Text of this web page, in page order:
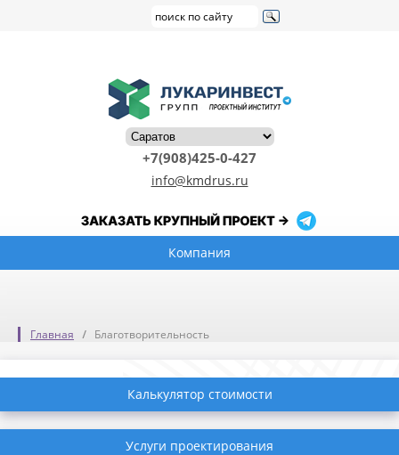
+7(908)425-0-427
info@kmdrus.ru
Компания
Главная Благотворительность
Калькулятор стоимости
Услуги проектирования